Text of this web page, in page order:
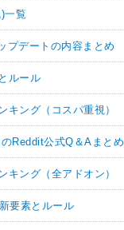
一覧
プデートの内容まとめ
ルール
キング（コスパ重視）
Reddit公式Q＆Aまとめ
キング（全アドオン）
要素とルール